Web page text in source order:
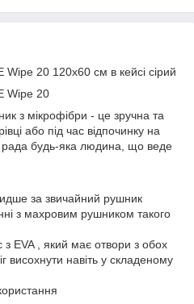
20 120x60 см в кейсі сірий
Wipe 20
з мікрофібри - це зручна та
або під час відпочинку на
рада будь-яка людина, що веде
за звичайний рушник
з махровим рушником такого
з EVA , який має отвори з обох
висохнути навіть у складеному